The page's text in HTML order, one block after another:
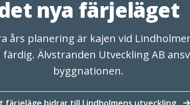
nya färjeläget
års planering är kajen vid
Älvstranden Utveckling AB
byggnationen.